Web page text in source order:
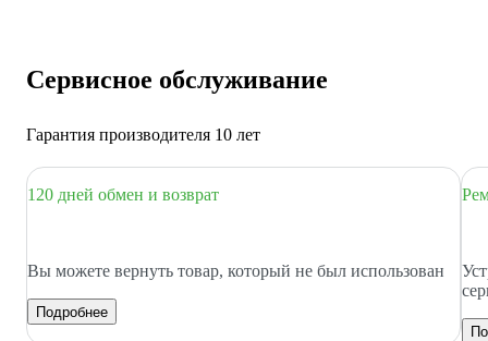
Сервисное обслуживание
Гарантия производителя 10 лет
120 дней обмен и возврат
Вы можете вернуть товар, который не был использован
Подробнее